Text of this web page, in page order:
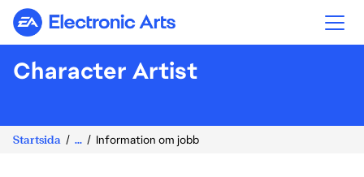
Electronic Arts
Character Artist
Startsida ... Information om jobb